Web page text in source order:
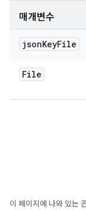
매개변수
jsonKeyFile
File
이 페이지에 나와 있는